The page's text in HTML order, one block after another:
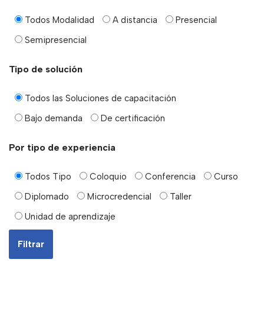
Todos Modalidad A distancia
Presencial
Semipresencial
Tipo de solución
Todos las Soluciones de capacitación
Bajo demanda
De certificación
Por tipo de experiencia
Todos Tipo Coloquio Conferencia
Curso
Diplomado
Microcredencial
Taller
Unidad de aprendizaje